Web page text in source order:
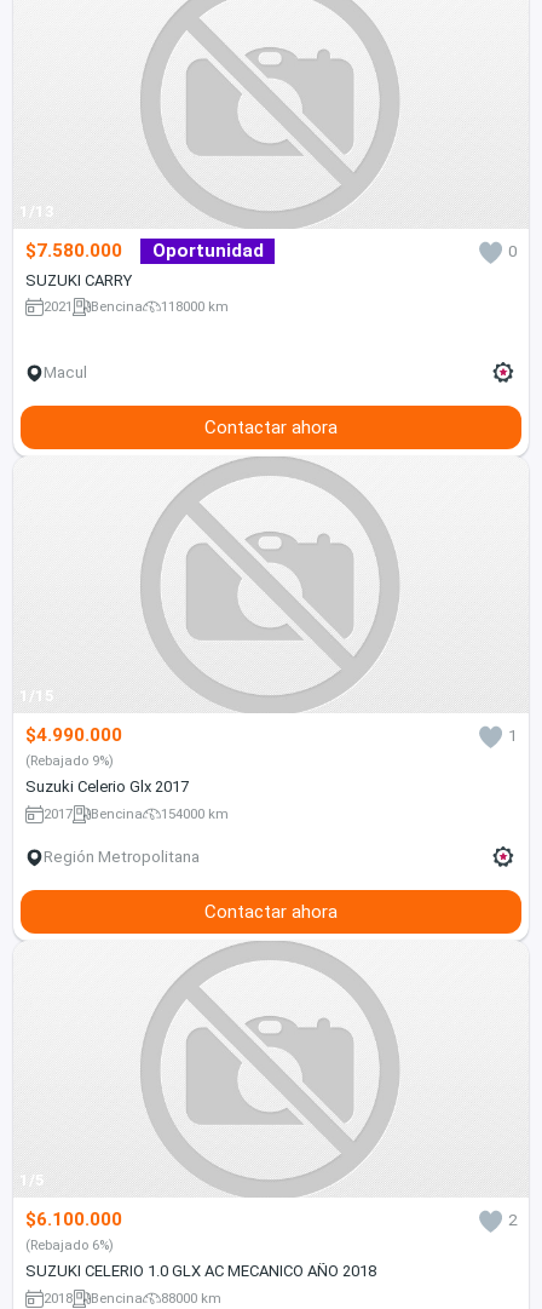
1/13
$7.580.000 Oportunidad
0
SUZUKI CARRY
2021 Bencina 118000 km
Macul
Contactar ahora
1/15
$4.990.000 1
(Rebajado 9%)
Suzuki Celerio Glx 2017
2017 Bencina 154000 km
Región Metropolitana
Contactar ahora
1/5
$6.100.000 2
(Rebajado 6%)
SUZUKI CELERIO 1.0 GLX AC MECANICO AÑO 2018
2018 Bencina 88000 km